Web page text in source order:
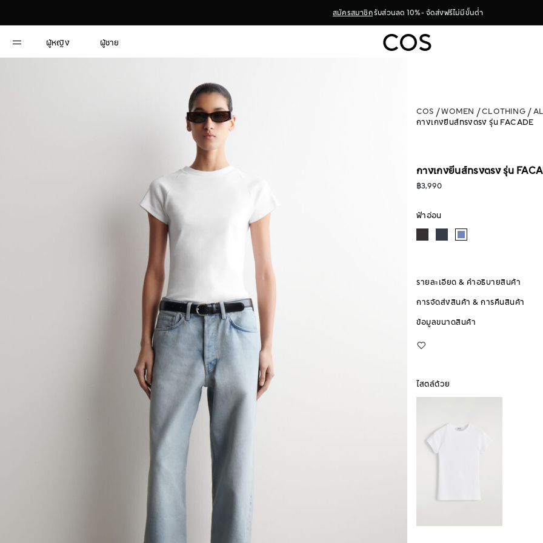
สมัครสมาชิกรับส่วนลด 10% - จัดส่งฟรีไม่มีขั้นต่ำ
ผู้หญิง ผู้ชาย
COS WOMEN CLOTHING
กางเกงยีนส์ทรงตรง รุ่น FACADE
กางเกงยีนส์ทรงตรง รุ่น
฿3,990
ฟ้าอ่อน
รายละเอียด & คำอธิบายสินค้า
การจัดส่งสินค้า & การคืนสินค้า
ข้อมูลขนาดสินค้า
ไสตล์ด้วย